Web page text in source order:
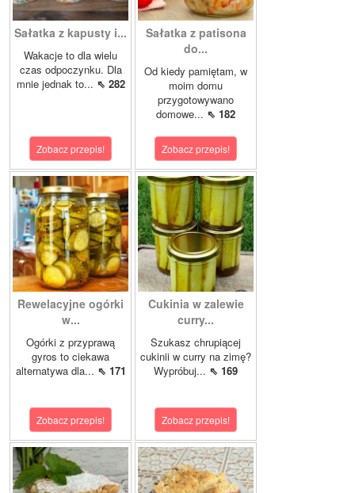
Sałatka z kapusty i...
Wakacje to dla wielu
czas odpoczynku. Dla
mnie jednak to... ⇖ 282
Zobacz przepis!
Sałatka z patisona
do...
Od kiedy pamiętam, w
moim domu
przygotowywano
domowe... ⇖ 182
Zobacz przepis!
Rewelacyjne ogórki
w...
Ogórki z przyprawą
gyros to ciekawa
alternatywa dla... ⇖ 171
Zobacz przepis!
Cukinia w zalewie
curry...
Szukasz chrupiącej
cukinii w curry na zimę?
Wypróbuj... ⇖ 169
Zobacz przepis!